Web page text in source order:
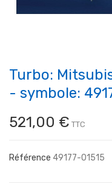
Turbo:
- symbole:
521,00 € TTC
Référence 49177-01515